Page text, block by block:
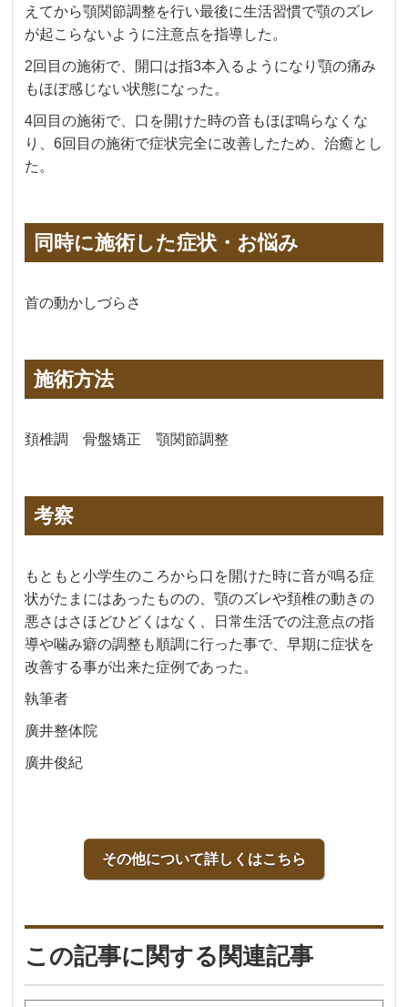
えてから顎関節調整を行い最後に生活習慣で顎のズレ
が起こらないように注意点を指導した。
2回目の施術で、開口は指3本入るようになり顎の痛み
もほぼ感じない状態になった。
4回目の施術で、口を開けた時の音もほぼ鳴らなくな
り、6回目の施術で症状完全に改善したため、治癒とし
た。
同時に施術した症状・お悩み
首の動かしづらさ
施術方法
頚椎調 骨盤矯正 顎関節調整
考察
もともと小学生のころから口を開けた時に音が鳴る症
状がたまにはあったものの、顎のズレや頚椎の動きの
悪さはさほどひどくはなく、日常生活での注意点の指
導や噛み癖の調整も順調に行った事で、早期に症状を
改善する事が出来た症例であった。
執筆者
廣井整体院
廣井俊紀
その他について詳しくはこちら
この記事に関する関連記事